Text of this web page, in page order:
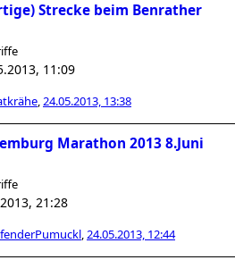
Strecke beim Benrather
11:09
,24.05.2013, 13:38
Marathon 2013 8.Juni
21:28
,24.05.2013, 12:44